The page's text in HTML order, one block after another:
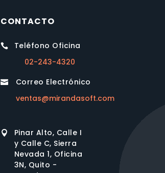
CONTACTO

Teléfono Oficina
02-243-4320

Correo Electrónico
ventas@mirandasoft.com

Pinar Alto, Calle I
y Calle C, Sierra
Nevada 1, Oficina
3N, Quito -